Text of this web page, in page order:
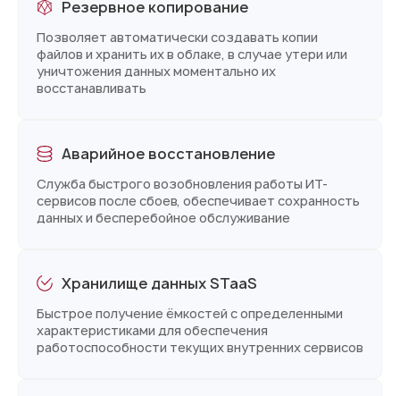
Резервное копирование
Позволяет автоматически создавать копии
файлов и хранить их в облаке, в случае утери или
уничтожения данных моментально их
восстанавливать
Аварийное восстановление
Cлужба быстрого возобновления работы ИТ-
сервисов после сбоев, обеспечивает сохранность
данных и бесперебойное обслуживание
Хранилище данных STaaS
Быстрое получение ёмкостей с определенными
характеристиками для обеспечения
работоспособности текущих внутренних сервисов